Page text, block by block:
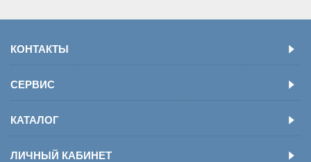
КОНТАКТЫ
СЕРВИС
КАТАЛОГ
ЛИЧНЫЙ КАБИНЕТ